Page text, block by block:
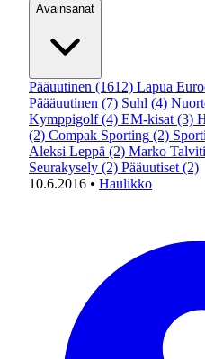
Avainsanat
Pääuutinen (1612) Lapua
Päääuutinen (7) Suhl (4)
Kymppigolf (4) EM-kisat (3)
(2) Compak Sporting (2)
Aleksi Leppä (2) Marko
Seurakysely (2) Pääuutiset (2)
10.6.2016 • Haulikko